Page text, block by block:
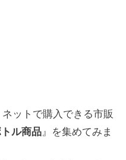
ットで購入できる市販
ル商品 』を集めてみま